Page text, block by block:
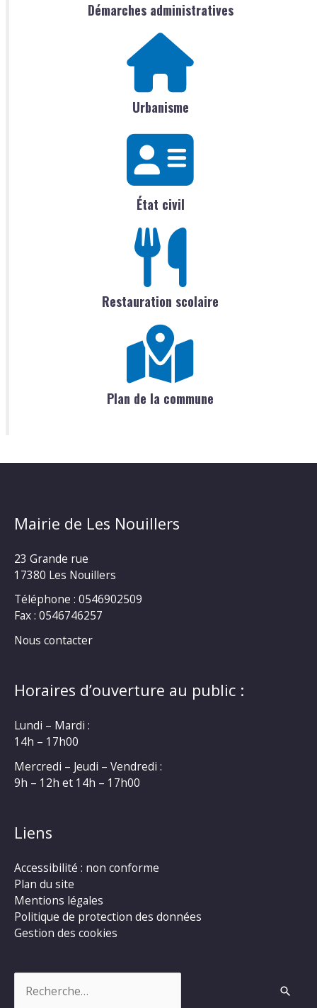
Démarches administratives
Urbanisme
État civil
Restauration scolaire
Plan de la commune
Mairie de Les Nouillers
23 Grande rue
17380 Les Nouillers
Téléphone : 0546902509
Fax : 0546746257
Nous contacter
Horaires d’ouverture au public :
Lundi – Mardi :
14h – 17h00
Mercredi – Jeudi – Vendredi :
9h – 12h et 14h – 17h00
Liens
Accessibilité : non conforme
Plan du site
Mentions légales
Politique de protection des données
Gestion des cookies